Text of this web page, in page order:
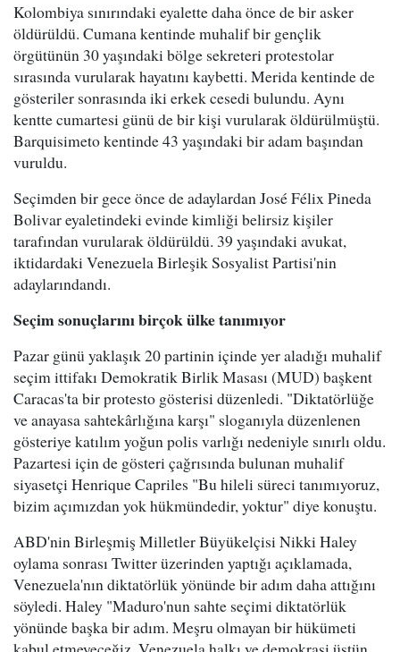
Kolombiya sınırındaki eyalette daha önce de bir asker
öldürüldü. Cumana kentinde muhalif bir gençlik
örgütünün 30 yaşındaki bölge sekreteri protestolar
sırasında vurularak hayatını kaybetti. Merida kentinde de
gösteriler sonrasında iki erkek cesedi bulundu. Aynı
kentte cumartesi günü de bir kişi vurularak öldürülmüştü.
Barquisimeto kentinde 43 yaşındaki bir adam başından
vuruldu.
Seçimden bir gece önce de adaylardan José Félix Pineda
Bolivar eyaletindeki evinde kimliği belirsiz kişiler
tarafından vurularak öldürüldü. 39 yaşındaki avukat,
iktidardaki Venezuela Birleşik Sosyalist Partisi'nin
adaylarındandı.
Seçim sonuçlarını birçok ülke tanımıyor
Pazar günü yaklaşık 20 partinin içinde yer aladığı muhalif
seçim ittifakı Demokratik Birlik Masası (MUD) başkent
Caracas'ta bir protesto gösterisi düzenledi. "Diktatörlüğe
ve anayasa sahtekârlığına karşı" sloganıyla düzenlenen
gösteriye katılım yoğun polis varlığı nedeniyle sınırlı oldu.
Pazartesi için de gösteri çağrısında bulunan muhalif
siyasetçi Henrique Capriles "Bu hileli süreci tanımıyoruz,
bizim açımızdan yok hükmündedir, yoktur" diye konuştu.
ABD'nin Birleşmiş Milletler Büyükelçisi Nikki Haley
oylama sonrası Twitter üzerinden yaptığı açıklamada,
Venezuela'nın diktatörlük yönünde bir adım daha attığını
söyledi. Haley "Maduro'nun sahte seçimi diktatörlük
yönünde başka bir adım. Meşru olmayan bir hükümeti